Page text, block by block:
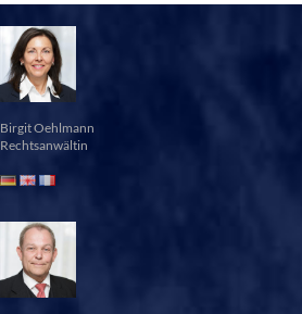
Birgit Oehlmann
Rechtsanwältin